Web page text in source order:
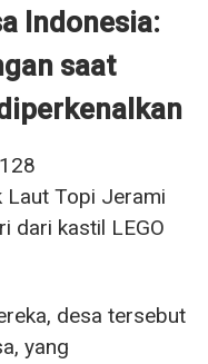
Indonesia:
saat
Laut Topi Jerami
dari kastil LEGO
desa tersebut
yang